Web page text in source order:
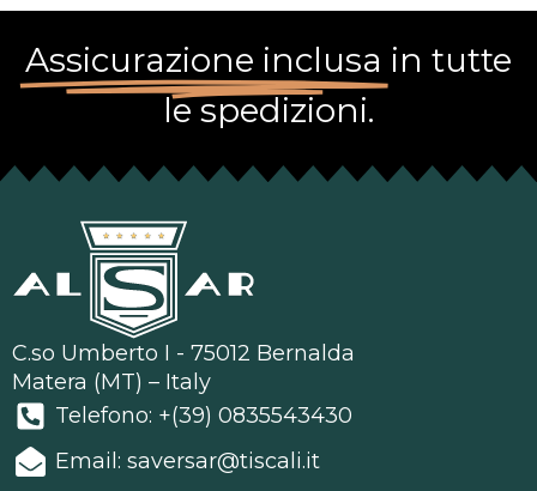
Assicurazione inclusa in tutte
le spedizioni.
C.so Umberto I - 75012 Bernalda
Matera (MT) – Italy
Telefono: +(39) 0835543430
Email: saversar@tiscali.it